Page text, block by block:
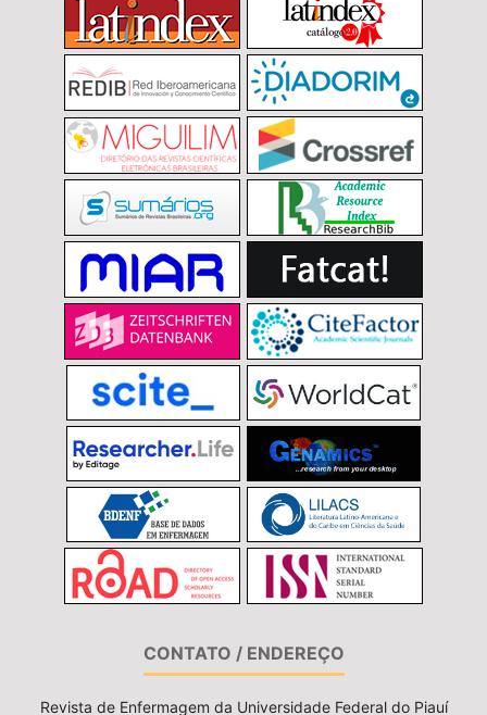
CONTATO / ENDEREÇO
Revista de Enfermagem da Universidade Federal do Piauí